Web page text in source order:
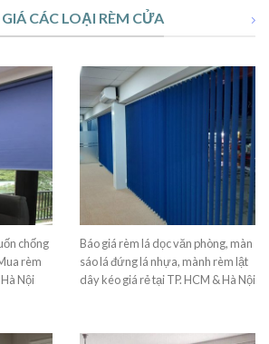
CÁC LOẠI RÈM CỬA
chống
rèm
Nội
Báo giá rèm lá dọc văn phòng, màn
sáo lá đứng lá nhựa, mành rèm lật
dây kéo giá rẻ tại TP. HCM & Hà Nội